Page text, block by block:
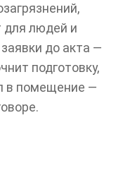
для людей и
до акта —
подготовку,
в помещение —